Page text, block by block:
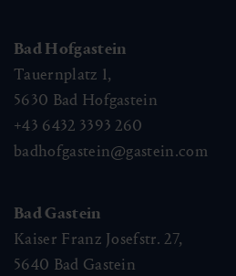
Bad Hofgastein
Tauernplatz 1,
5630 Bad Hofgastein
+43 6432 3393 260
badhofgastein@gastein.com
Bad Gastein
Kaiser Franz Josefstr. 27,
5640 Bad Gastein